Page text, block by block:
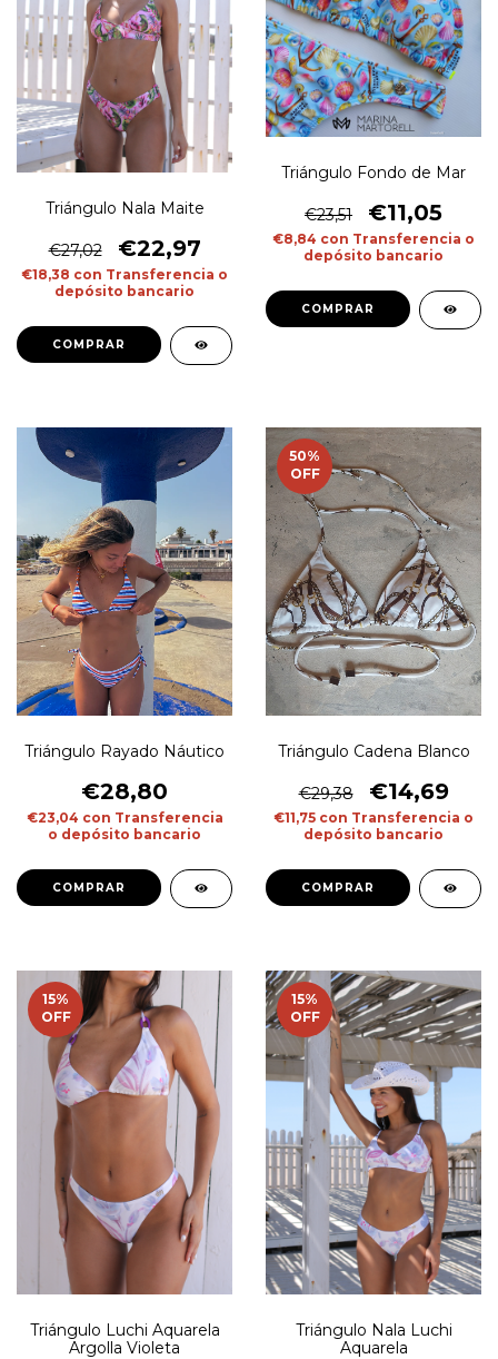
Triángulo Nala Maite
€27,02 €22,97
€18,38 con Transferencia o
depósito bancario
COMPRAR
Triángulo Fondo de Mar
€23,51 €11,05
€8,84 con Transferencia o
depósito bancario
COMPRAR
Triángulo Rayado Náutico
€28,80
€23,04 con Transferencia
o depósito bancario
COMPRAR
50%
OFF
Triángulo Cadena Blanco
€29,38 €14,69
€11,75 con Transferencia o
depósito bancario
COMPRAR
15%
OFF
Triángulo Luchi Aquarela
Argolla Violeta
15%
OFF
Triángulo Nala Luchi
Aquarela